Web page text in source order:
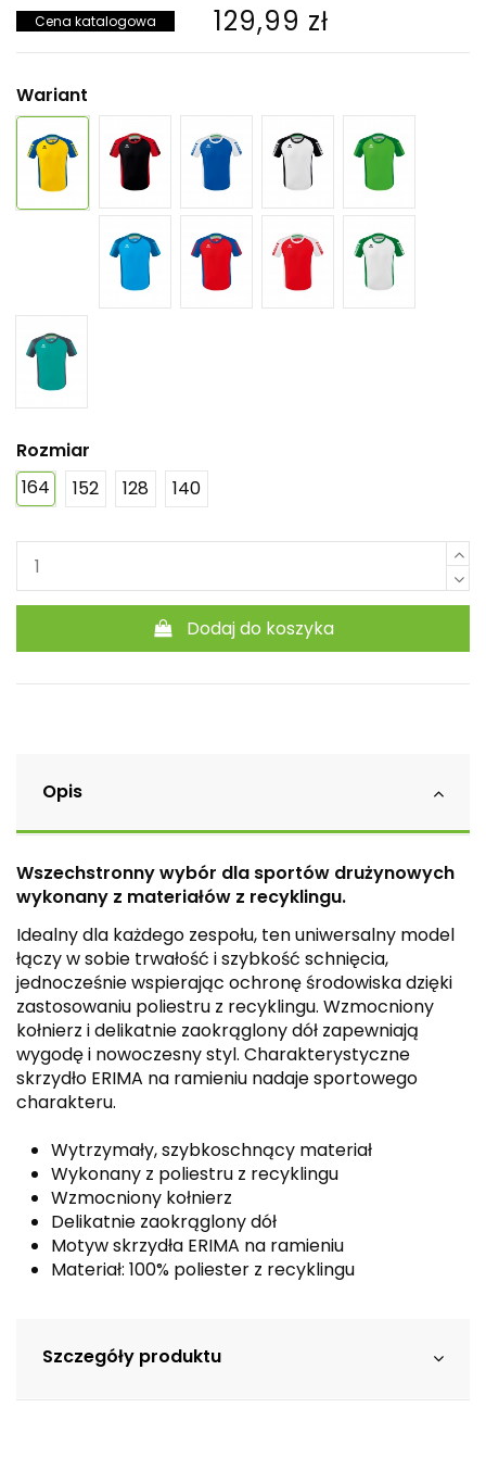
Cena katalogowa 129,99 zł
Wariant
Rozmiar
164
152 128 140
Dodaj do koszyka
Opis
Wszechstronny wybór dla sportów drużynowych
wykonany z materiałów z recyklingu.
Idealny dla każdego zespołu, ten uniwersalny model
łączy w sobie trwałość i szybkość schnięcia,
jednocześnie wspierając ochronę środowiska dzięki
zastosowaniu poliestru z recyklingu. Wzmocniony
kołnierz i delikatnie zaokrąglony dół zapewniają
wygodę i nowoczesny styl. Charakterystyczne
skrzydło ERIMA na ramieniu nadaje sportowego
charakteru.
Wytrzymały, szybkoschnący materiał
Wykonany z poliestru z recyklingu
Wzmocniony kołnierz
Delikatnie zaokrąglony dół
Motyw skrzydła ERIMA na ramieniu
Materiał: 100% poliester z recyklingu
Szczegóły produktu